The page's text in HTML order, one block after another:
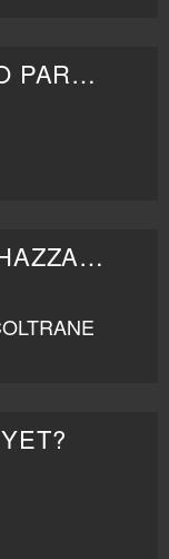
TWO TICKETS TO PARADISE
THE DUKES OF HAZZARD